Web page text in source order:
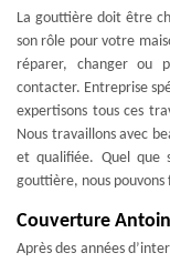
La gouttière doit être
son rôle pour votre
réparer, changer ou
contacter. Entreprise
expertisons tous ces
Nous travaillons avec
et qualifiée. Quel que
gouttière, nous pouvons
Couverture
Après des années